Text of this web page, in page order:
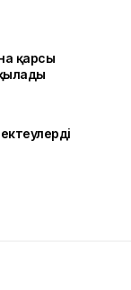
қарсы